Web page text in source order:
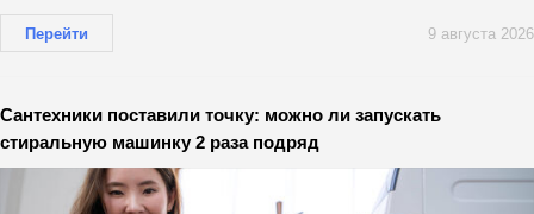
Перейти 9 августа 2026
Сантехники поставили точку: можно ли запускать
стиральную машинку 2 раза подряд